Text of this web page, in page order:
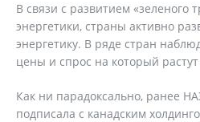
В связи с развитием «зеленого
энергетики, страны активно
энергетику. В ряде стран
цены и спрос на который
Как ни парадоксально, ранее
подписала с канадским